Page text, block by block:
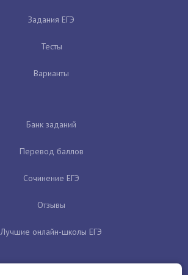
Задания ЕГЭ
Тесты
Варианты
Банк заданий
Перевод баллов
Сочинение ЕГЭ
Отзывы
Лучшие онлайн-школы ЕГЭ